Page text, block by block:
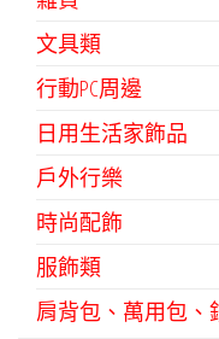
文具類
行動PC周邊
日用生活家飾品
戶外行樂
時尚配飾
服飾類
肩背包、萬用包、